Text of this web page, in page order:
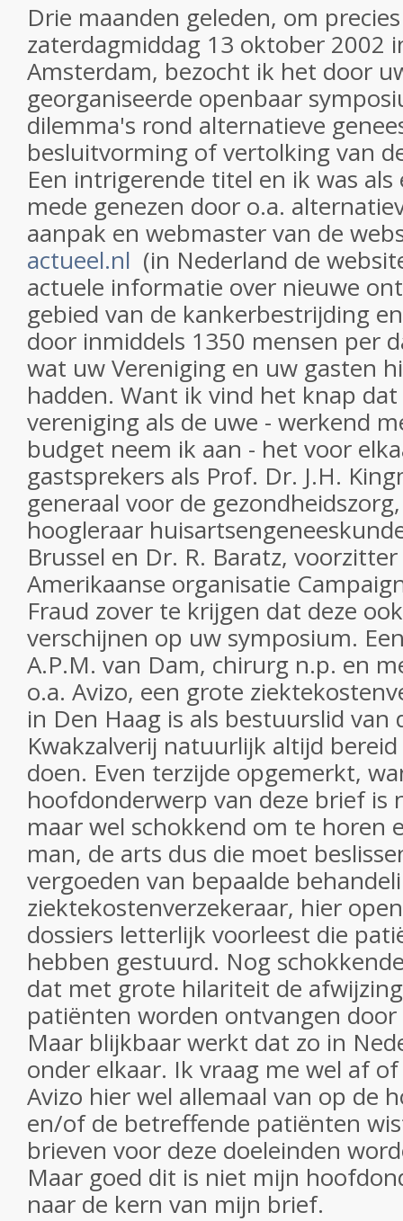
Drie maanden geleden, om
zaterdagmiddag 13 oktober 2002
Amsterdam, bezocht ik het door
georganiseerde openbaar
dilemma's rond alternatieve
besluitvorming of vertolking van
Een intrigerende titel en ik was
mede genezen door o.a.
aanpak en webmaster van de
actueel.nl (in Nederland de
actuele informatie over nieuwe
gebied van de kankerbestrijding
door inmiddels 1350 mensen per
wat uw Vereniging en uw gasten
hadden. Want ik vind het knap
vereniging als de uwe - werkend
budget neem ik aan - het voor
gastsprekers als Prof. Dr. J.H.
generaal voor de
hoogleraar
Brussel en Dr. R. Baratz,
Amerikaanse organisatie
Fraud zover te krijgen dat deze
verschijnen op uw symposium.
A.P.M. van Dam, chirurg n.p. en
o.a. Avizo, een grote
in Den Haag is als bestuurslid van
Kwakzalverij natuurlijk altijd
doen. Even terzijde opgemerkt,
hoofdonderwerp van deze brief is
maar wel schokkend om te horen
man, de arts dus die moet
vergoeden van bepaalde
ziektekostenverzekeraar, hier
dossiers letterlijk voorleest die
hebben gestuurd. Nog
dat met grote hilariteit de
patiënten worden ontvangen
Maar blijkbaar werkt dat zo in
onder elkaar. Ik vraag me wel af
Avizo hier wel allemaal van op de
en/of de betreffende patiënten
brieven voor deze doeleinden
Maar goed dit is niet mijn
naar de kern van mijn brief.